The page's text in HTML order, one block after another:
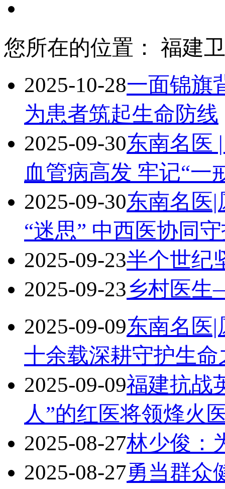
您所在的位置： 福建
2025-10-28一面锦旗
为患者筑起生命防线
2025-09-30东南名医
血管病高发 牢记“一
2025-09-30东南名医
“迷思” 中西医协同
2025-09-23半个世纪
2025-09-23乡村医
2025-09-09东南名医
十余载深耕守护生命
2025-09-09福建抗战
人”的红医将领烽火
2025-08-27林少俊：
2025-08-27勇当群众